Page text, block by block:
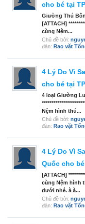
cho bé tại
Giường Thú
[ATTACH]
cùng Nệm...
Chủ đề bởi:
đàn: Rao vặt
4 Lý Do Vì
cho bé tại
4 loại Giường
Nệm hình thú...
Chủ đề bởi:
đàn: Rao vặt
4 Lý Do Vì
Quốc cho bé
[ATTACH]
cùng Nệm hình
dưới nhé. à à...
Chủ đề bởi:
đàn: Rao vặt